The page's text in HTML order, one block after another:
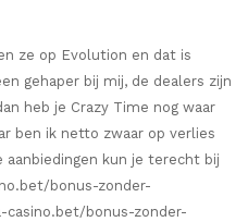
ze op Evolution en dat is
gehaper bij mij, de dealers zijn
heb je Crazy Time nog waar
ben ik netto zwaar op verlies
aanbiedingen kun je terecht bij
bonus-zonder-
bonus-zonder-